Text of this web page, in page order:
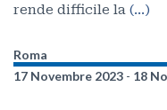
rende difficile la (…)
Roma
17 Novembre 2023 - 18